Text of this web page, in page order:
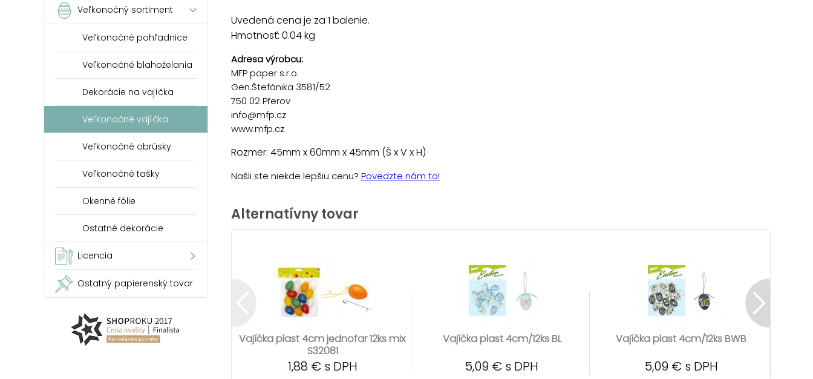
Veľkonočný sortiment
Veľkonočné pohľadnice
Veľkonočné blahoželania
Dekorácie na vajíčka
Veľkonočné vajíčka
Veľkonočné obrúsky
Veľkonočné tašky
Okenné fólie
Ostatné dekorácie
Licencia
Ostatný papierenský tovar
Uvedená cena je za 1 balenie.
Hmotnosť: 0.04 kg
Adresa výrobcu:
MFP paper s.r.o.
Gen.Štefánika 3581/52
750 02 Přerov
info@mfp.cz
www.mfp.cz
Rozmer: 45mm x 60mm x 45mm (Š x V x H)
Našli ste niekde lepšiu cenu? Povedzte nám to!
Alternatívny tovar
Vajíčka plast 4cm jednofar 12ks mix
S32081
1,88 € s DPH
Vajíčka plast 4cm/12ks BL
5,09 € s DPH
Vajíčka plast 4cm/12ks BWB
5,09 € s DPH